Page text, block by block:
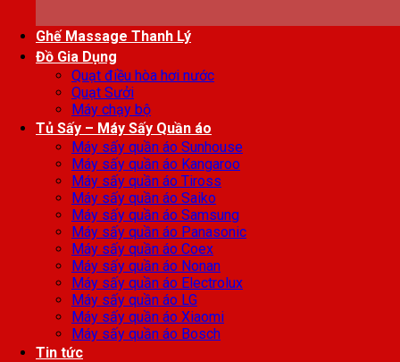
Ghế Massage Thanh Lý
Đồ Gia Dụng
Quạt điều hòa hơi nước
Quạt Sưởi
Máy chạy bộ
Tủ Sấy – Máy Sấy Quần áo
Máy sấy quần áo Sunhouse
Máy sấy quần áo Kangaroo
Máy sấy quần áo Tiross
Máy sấy quần áo Saiko
Máy sấy quần áo Samsung
Máy sấy quần áo Panasonic
Máy sấy quần áo Coex
Máy sấy quần áo Nonan
Máy sấy quần áo Electrolux
Máy sấy quần áo LG
Máy sấy quần áo Xiaomi
Máy sấy quần áo Bosch
Tin tức